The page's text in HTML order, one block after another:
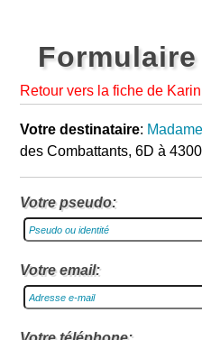
Retour vers la fiche de
Votre destinataire:
des Combattants, 6D à
Votre pseudo:
Votre email: